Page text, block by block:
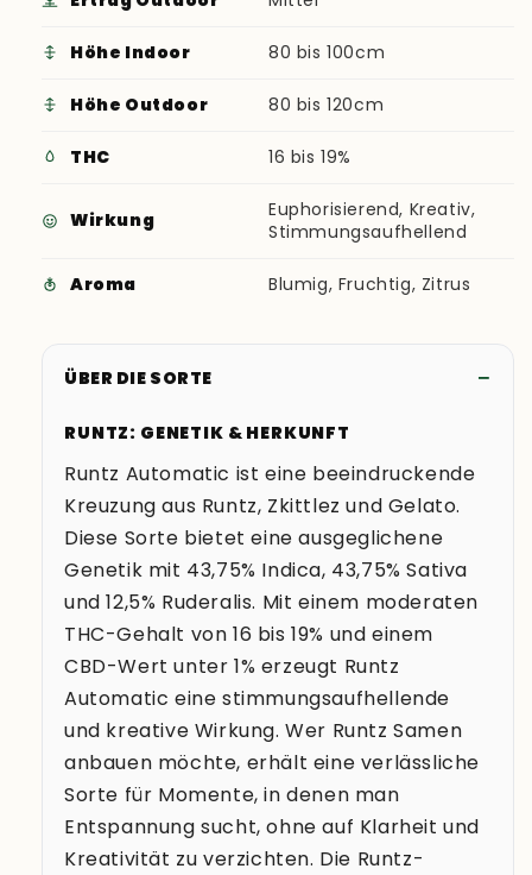
Höhe Indoor 80 bis 100cm
Höhe Outdoor 80 bis 120cm
THC 16 bis 19%
Wirkung
Euphorisierend, Kreativ,
Stimmungsaufhellend
Aroma Blumig, Fruchtig, Zitrus
ÜBER DIE SORTE
RUNTZ: GENETIK & HERKUNFT
Runtz Automatic ist eine beeindruckende
Kreuzung aus Runtz, Zkittlez und Gelato.
Diese Sorte bietet eine ausgeglichene
Genetik mit 43,75% Indica, 43,75% Sativa
und 12,5% Ruderalis. Mit einem moderaten
THC-Gehalt von 16 bis 19% und einem
CBD-Wert unter 1% erzeugt Runtz
Automatic eine stimmungsaufhellende
und kreative Wirkung. Wer Runtz Samen
anbauen möchte, erhält eine verlässliche
Sorte für Momente, in denen man
Entspannung sucht, ohne auf Klarheit und
Kreativität zu verzichten. Die Runtz-